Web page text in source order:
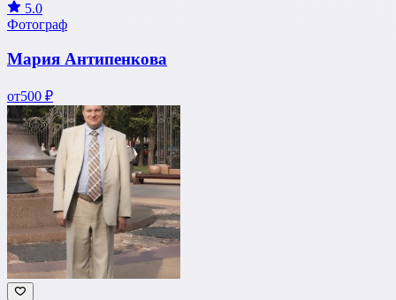
5.0
Фотограф
Мария Антипенкова
от500 ₽